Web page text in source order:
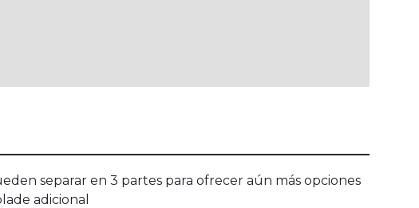
separar en 3 partes para ofrecer aún más opciones
adicional